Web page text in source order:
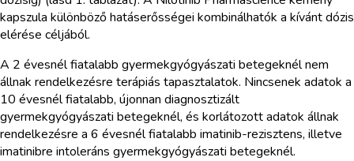
kapszula különböző hatáserősségei kombinálhatók a kívánt dózis
elérése céljából.
A 2 évesnél fiatalabb gyermekgyógyászati betegeknél nem
állnak rendelkezésre terápiás tapasztalatok. Nincsenek adatok a
10 évesnél fiatalabb, újonnan diagnosztizált
gyermekgyógyászati betegeknél, és korlátozott adatok állnak
rendelkezésre a 6 évesnél fiatalabb imatinib-rezisztens, illetve
imatinibre intoleráns gyermekgyógyászati betegeknél.